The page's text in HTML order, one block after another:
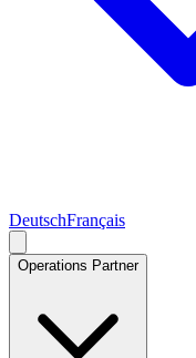
DeutschFrançais
Operations Partner